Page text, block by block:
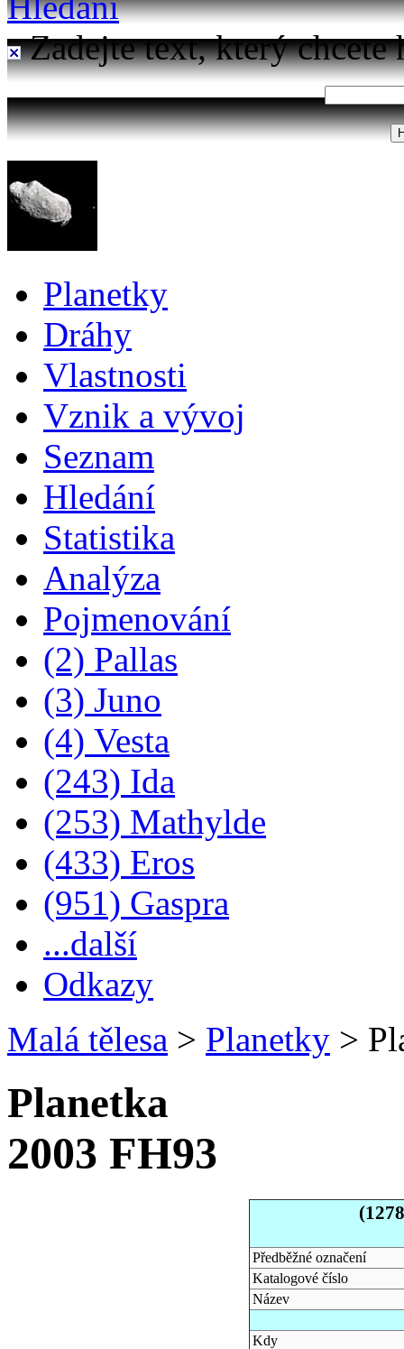
Zadejte text, který chcete
Planetky
Dráhy
Vlastnosti
Vznik a vývoj
Seznam
Hledání
Statistika
Analýza
Pojmenování
(2) Pallas
(3) Juno
(4) Vesta
(243) Ida
(253) Mathylde
(433) Eros
(951) Gaspra
...další
Odkazy
Malá tělesa > Planetky >
Planetka
2003 FH93
Předběžné označení
Katalogové číslo
Název
Kdy